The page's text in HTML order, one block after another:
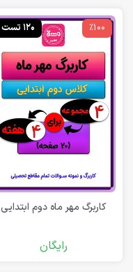
٪100 120 تست
کاربرگ مهر ماه دوم ابتدایی
رایگان